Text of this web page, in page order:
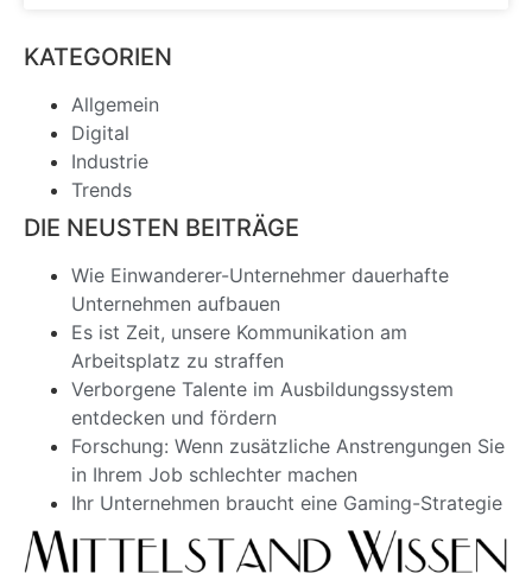
KATEGORIEN
Allgemein
Digital
Industrie
Trends
DIE NEUSTEN BEITRÄGE
Wie Einwanderer-Unternehmer dauerhafte
Unternehmen aufbauen
Es ist Zeit, unsere Kommunikation am
Arbeitsplatz zu straffen
Verborgene Talente im Ausbildungssystem
entdecken und fördern
Forschung: Wenn zusätzliche Anstrengungen Sie
in Ihrem Job schlechter machen
Ihr Unternehmen braucht eine Gaming-Strategie